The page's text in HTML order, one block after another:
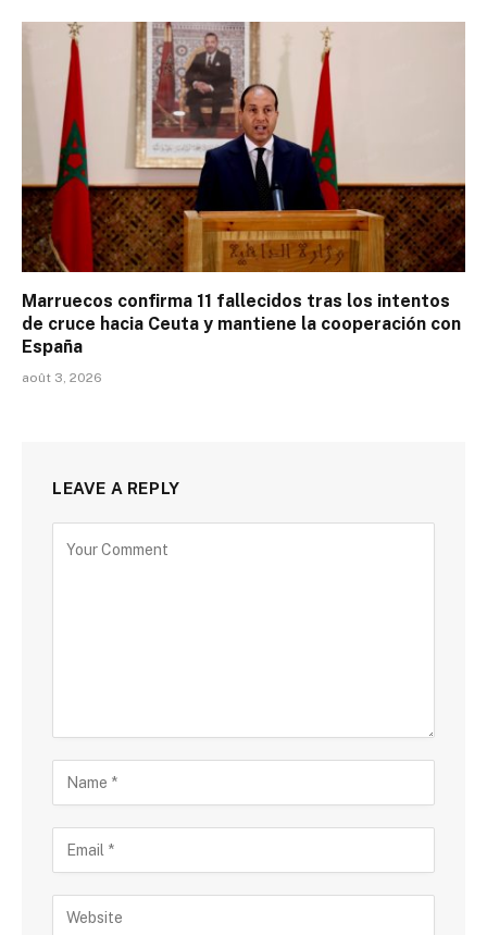
Marruecos confirma 11 fallecidos tras los intentos
de cruce hacia Ceuta y mantiene la cooperación con
España
août 3, 2026
LEAVE A REPLY